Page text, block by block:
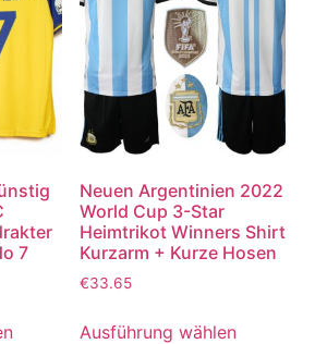
7
Neuen Argentinien 2022
World Cup 3-Star
Heimtrikot Winners Shirt
Kurzarm + Kurze Hosen
€33.65
Ausführung wählen